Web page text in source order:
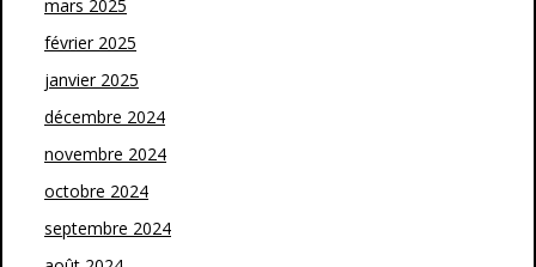
mars 2025
février 2025
janvier 2025
décembre 2024
novembre 2024
octobre 2024
septembre 2024